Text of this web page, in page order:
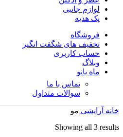
لوازم جانبی
پک هدیه
فروشگاه
تخفیف های شگفت انگیز
حساب کاربری
وبلاگ
ماه بانو
تماس با ما
سوالات متداول
خانه آرایشی مو
Showing all 3 results